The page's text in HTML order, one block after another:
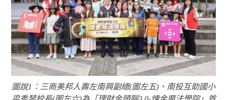
圖說1：三商美邦人壽左南興副總(圖左五)、南投互助國小